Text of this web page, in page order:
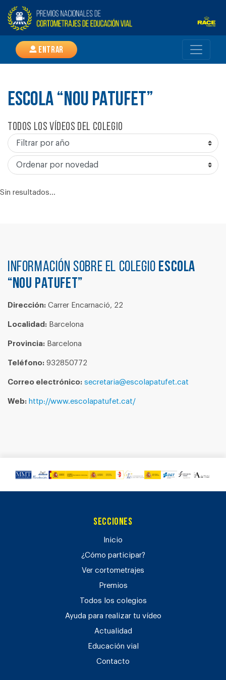
Entrar
ESCOLA “NOU PATUFET”
Todos los vídeos del colegio
Sin resultados...
Información sobre el colegio ESCOLA
“NOU PATUFET”
Dirección: Carrer Encarnació, 22
Localidad: Barcelona
Provincia: Barcelona
Teléfono: 932850772
Correo electrónico: secretaria@escolapatufet.cat
Web: http://www.escolapatufet.cat/
Secciones
Inicio
¿Cómo participar?
Ver cortometrajes
Premios
Todos los colegios
Ayuda para realizar tu vídeo
Actualidad
Educación vial
Contacto